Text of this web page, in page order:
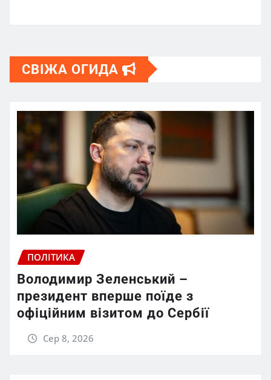
СВІЖА ОГИДА
ПОЛІТИКА
Володимир Зеленський –
президент вперше поїде з
офіційним візитом до Сербії
Сер 8, 2026